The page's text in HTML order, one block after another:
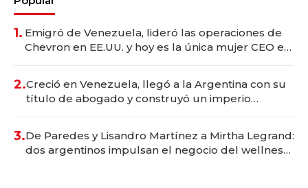
1. Emigró de Venezuela, lideró las operaciones de
Chevron en EE.UU. y hoy es la única mujer CEO en
2.Creció en Venezuela, llegó a la Argentina con su
título de abogado y construyó un imperio
3.De Paredes y Lisandro Martínez a Mirtha Legrand:
dos argentinos impulsan el negocio del wellness